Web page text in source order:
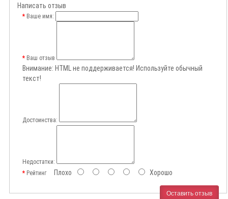
Написать отзыв
Ваше имя:
Ваш отзыв
Внимание: HTML не поддерживается! Используйте обычный
текст!
Достоинства:
Недостатки:
РейтингПлохо Хорошо
Оставить отзыв